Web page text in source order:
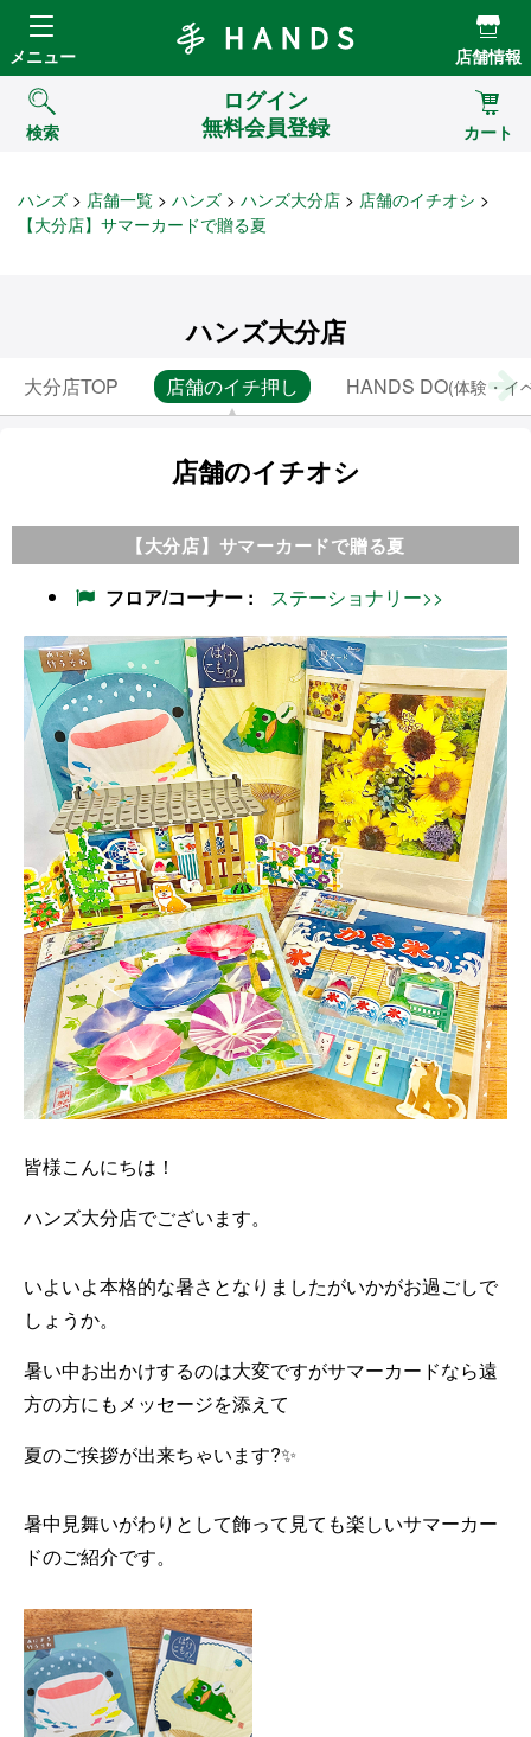
Hands ハンズ
メニュー 店舗情報
検索
ログイン
無料会員登録
カート
ハンズ 店舗一覧 ハンズ ハンズ大分店
店舗のイチオシ
【大分店】サマーカードで贈る夏
ハンズ大分店
大分店TOP 店舗のイチ押し HANDS DO(体験・イ
店舗のイチオシ
【大分店】サマーカードで贈る夏
フロア/コーナー ステーショナリー>>
皆様こんにちは！
ハンズ大分店でございます。
いよいよ本格的な暑さとなりましたがいかがお過ごしで
しょうか。
暑い中お出かけするのは大変ですがサマーカードなら遠
方の方にもメッセージを添えて
夏のご挨拶が出来ちゃいます?✨
暑中見舞いがわりとして飾って見ても楽しいサマーカー
ドのご紹介です。